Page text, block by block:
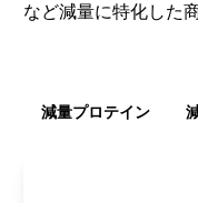
など減量に特化した
減量プロテイン